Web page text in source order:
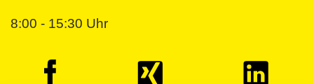
8:00 - 15:30 Uhr